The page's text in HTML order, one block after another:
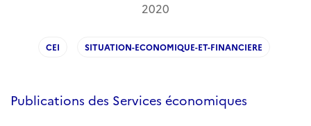
2020
CEI SITUATION-ECONOMIQUE-ET-FINANCIERE
Publications des Services économiques